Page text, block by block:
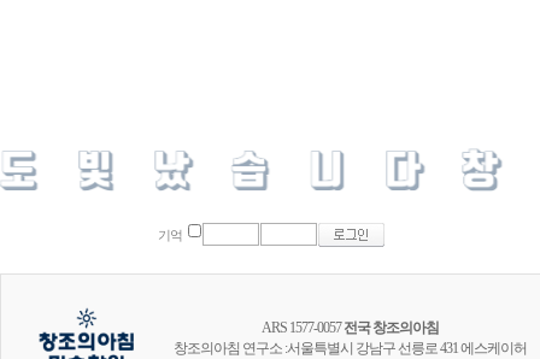
기억
ARS 1577-0057전국 창조의아침
창조의아침 연구소 :서울특별시 강남구 선릉로 431 에스케이허